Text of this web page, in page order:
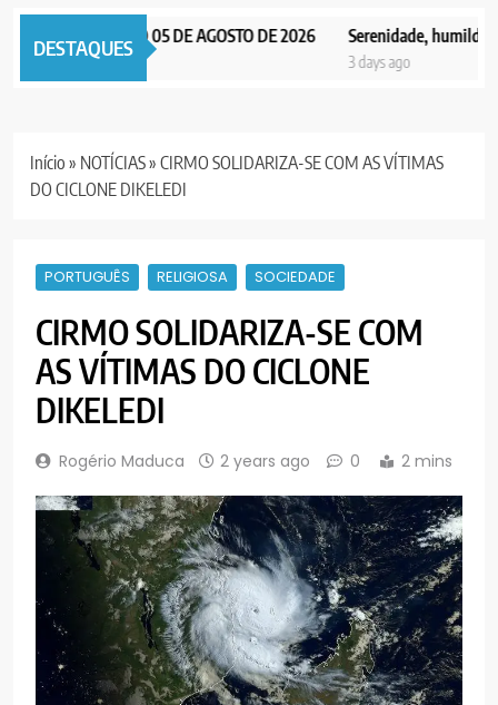
DESTAQUES
EDIÇÃO 05 DE AGOSTO DE 2026 Serenidade, humildade
3 days ago
Início » NOTÍCIAS» CIRMO SOLIDARIZA-SE COM AS VÍTIMAS
DO CICLONE DIKELEDI
PORTUGUÊS RELIGIOSA SOCIEDADE
CIRMO SOLIDARIZA-SE COM
AS VÍTIMAS DO CICLONE
DIKELEDI
Rogério Maduca 2 years ago 0 2 mins